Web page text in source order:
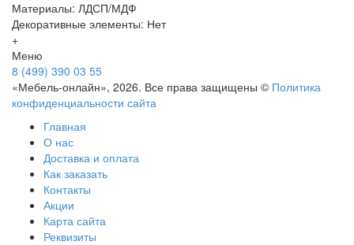
Материалы: ЛДСП/МДФ
Декоративные элементы: Нет
+
Меню
8 (499) 390 03 55
«Мебель-онлайн», 2026. Все права защищены © Политика
конфиденциальности сайта
Главная
О нас
Доставка и оплата
Как заказать
Контакты
Акции
Карта сайта
Реквизиты